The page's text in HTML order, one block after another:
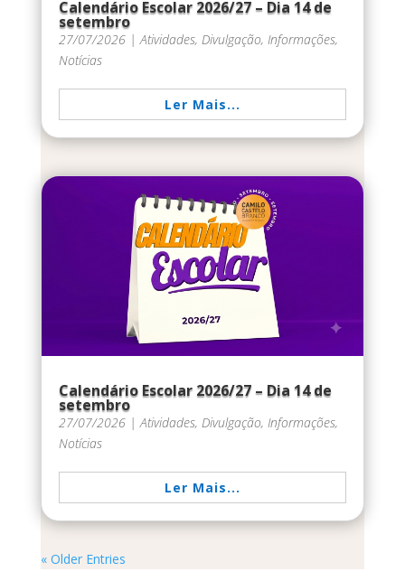
Calendário Escolar 2026/27 – Dia 14 de
setembro
27/07/2026| Atividades, Divulgação, Informações,
Notícias
Ler Mais...
Calendário Escolar 2026/27 – Dia 14 de
setembro
27/07/2026|Atividades, Divulgação, Informações,
Notícias
Ler Mais...
« Older Entries